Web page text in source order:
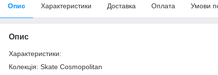
Опис Характеристики Доставка Оплата Умови
Опис
Характеристики:
Колекція: Skate Cosmopolitan